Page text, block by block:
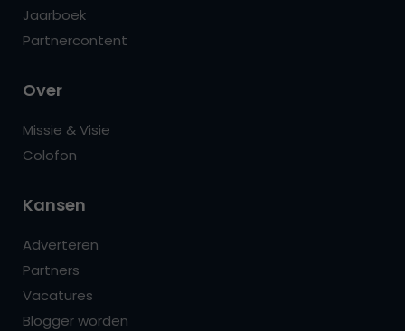
Jaarboek
Partnercontent
Over
Missie & Visie
Colofon
Kansen
Adverteren
Partners
Vacatures
Blogger worden